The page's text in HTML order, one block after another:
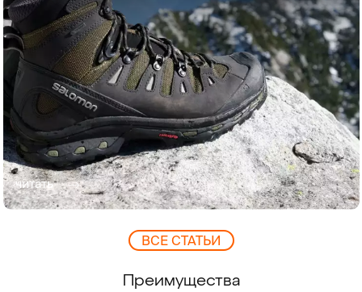
читать
ВCЕ СТАТЬИ
Преимущества